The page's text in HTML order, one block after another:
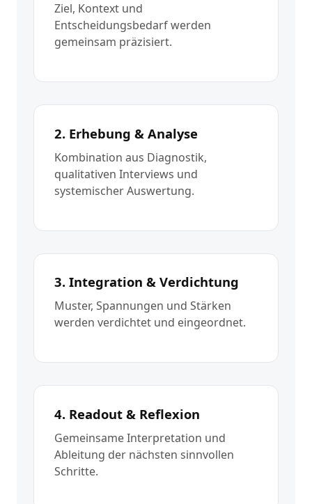
Ziel, Kontext und
Entscheidungsbedarf werden
gemeinsam präzisiert.
2. Erhebung & Analyse
Kombination aus Diagnostik,
qualitativen Interviews und
systemischer Auswertung.
3. Integration & Verdichtung
Muster, Spannungen und Stärken
werden verdichtet und eingeordnet.
4. Readout & Reflexion
Gemeinsame Interpretation und
Ableitung der nächsten sinnvollen
Schritte.